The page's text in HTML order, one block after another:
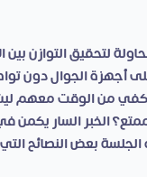
لتحقيق التوازن بين
أجهزة الجوال دون
يكفي من الوقت معهم
الخبر السار يكمن
بعض النصائح